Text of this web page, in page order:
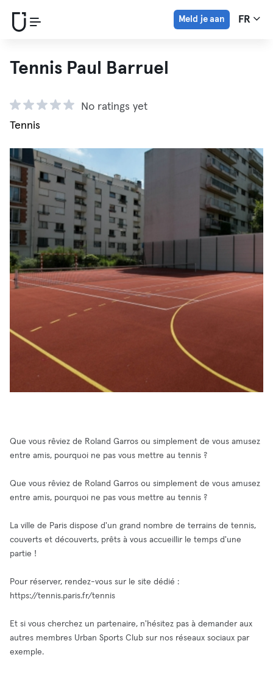
Meld je aan FR
Tennis Paul Barruel
No ratings yet
Tennis
Que vous rêviez de Roland Garros ou simplement de vous amusez
entre amis, pourquoi ne pas vous mettre au tennis ?
Que vous rêviez de Roland Garros ou simplement de vous amusez
entre amis, pourquoi ne pas vous mettre au tennis ?
La ville de Paris dispose d'un grand nombre de terrains de tennis,
couverts et découverts, prêts à vous accueillir le temps d'une
partie !
Pour réserver, rendez-vous sur le site dédié :
https://tennis.paris.fr/tennis
Et si vous cherchez un partenaire, n'hésitez pas à demander aux
autres membres Urban Sports Club sur nos réseaux sociaux par
exemple.